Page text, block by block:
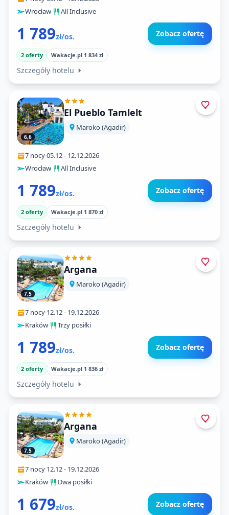
Wrocław· All Inclusive
1 789zł/os. Zobacz ofertę
2 oferty Wakacje.pl 1 834 zł
Szczegóły hotelu
6,6
El Pueblo Tamlelt
Maroko (Agadir)
7 nocy·05.12- 12.12.2026
Wrocław· All Inclusive
1 789zł/os. Zobacz ofertę
2 oferty Wakacje.pl 1 870 zł
Szczegóły hotelu
7,5
Argana
Maroko (Agadir)
7 nocy·12.12- 19.12.2026
Kraków· Trzy posiłki
1 789zł/os. Zobacz ofertę
2 oferty Wakacje.pl 1 836 zł
Szczegóły hotelu
7,5
Argana
Maroko (Agadir)
7 nocy·12.12- 19.12.2026
Kraków· Dwa posiłki
1 679zł/os. Zobacz ofertę